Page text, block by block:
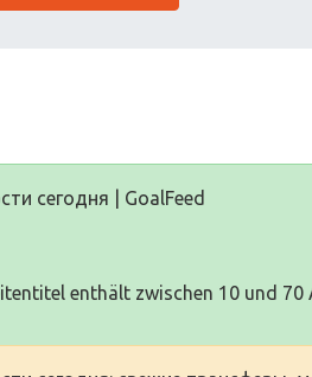
сегодня | GoalFeed
enthält zwischen 10 und 70